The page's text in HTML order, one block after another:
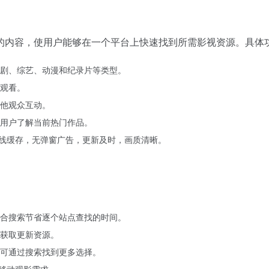
容，使用户能够在一个平台上快速找到所需影视资源。具体
、综艺、动漫和纪录片等类型。
看。
观众互动。
户了解当前热门作品。
存，无弹窗广告，更新及时，画质清晰。
搜索节省逐个站点查找的时间。
取更新资源。
通过搜索找到更多选择。